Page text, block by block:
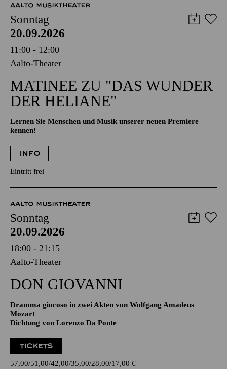
AALTO MUSIKTHEATER
Sonntag
20.09.2026
11:00 - 12:00
Aalto-Theater
MATINEE ZU "DAS WUNDER
DER HELIANE"
Lernen Sie Menschen und Musik unserer neuen Premiere
kennen!
INFO
Eintritt frei
AALTO MUSIKTHEATER
Sonntag
20.09.2026
18:00 - 21:15
Aalto-Theater
DON GIO­VANNI
Dramma giocoso in zwei Akten von Wolfgang Amadeus
Mozart
Dichtung von Lorenzo Da Ponte
TICKETS
57,00 51,00 42,00 35,00 28,00 17,00 €